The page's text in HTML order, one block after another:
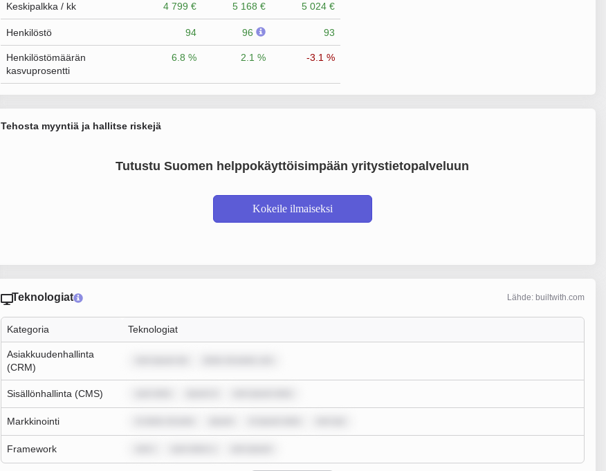
Keskipalkka / kk 4 799 € 5 168 € 5 024 €
Henkilöstö 94 96 93
Henkilöstömäärän
kasvuprosentti
6.8 % 2.1 % -3.1 %
Tehosta myyntiä ja hallitse riskejä
Tutustu Suomen helppokäyttöisimpään yritystietopalveluun
Kokeile ilmaiseksi
Teknologiat Lähde: builtwith.com
Kategoria Teknologiat
Asiakkuudenhallinta
(CRM)
Sisällönhallinta (CMS)
Markkinointi
Framework